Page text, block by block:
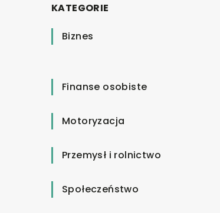
KATEGORIE
Biznes
Finanse osobiste
Motoryzacja
Przemysł i rolnictwo
Społeczeństwo